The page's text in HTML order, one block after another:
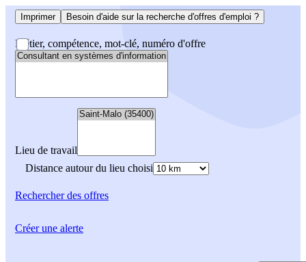
Imprimer Besoin d'aide sur la recherche d'offres d'emploi ?
Métier, compétence, mot-clé, numéro d'offre
Lieu de travail
Distance autour du lieu choisi
Rechercherdes offres
Créer une alerte